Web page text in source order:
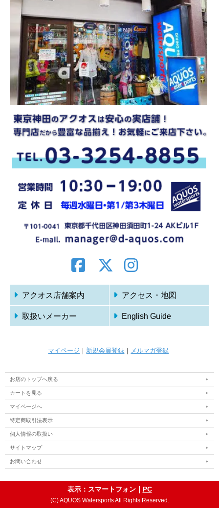
アクオス店舗案内 アクセス・地図
取扱いメーカー English Guide
マイページ ｜ 新規会員登録 ｜ メルマガ登録
お店のトップへ戻る
カートを見る
マイページへ
特定商取引法表示
個人情報の取扱い
サイトマップ
お問い合わせ
表示：スマートフォン｜ PC
(C) AQUOS Watersports All Rights Reserved.